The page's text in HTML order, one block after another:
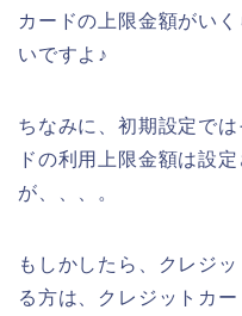
カードの上限金額がい
いですよ♪
ちなみに、初期設定で
ドの利用上限金額は設
が、、、。
もしかしたら、クレジ
る方は、クレジットカ